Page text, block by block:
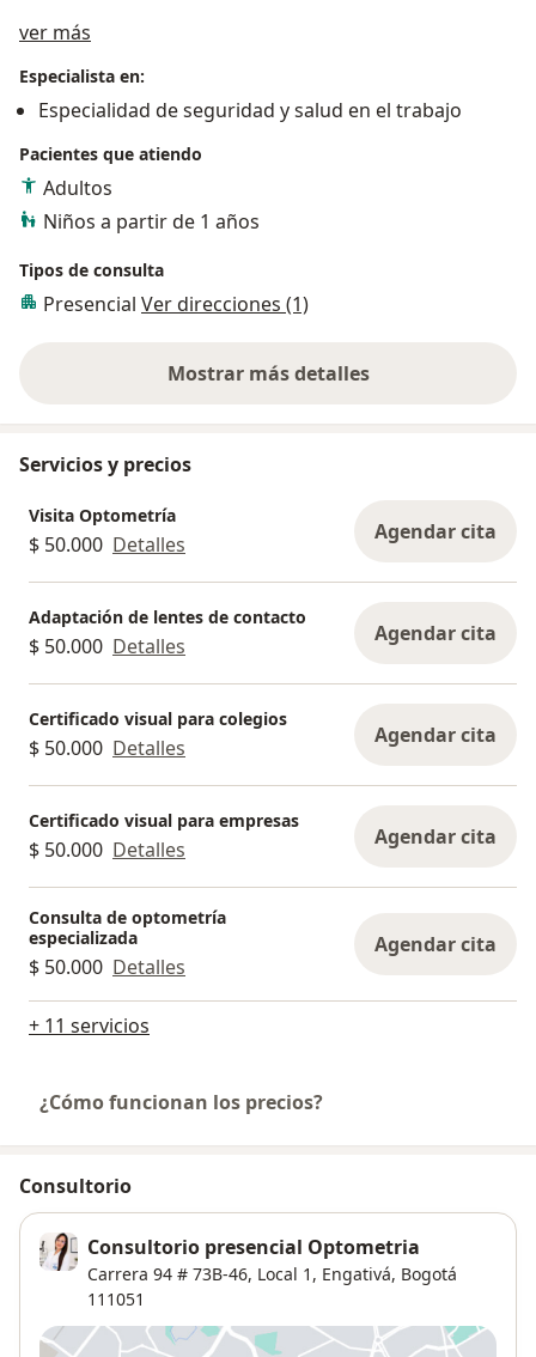
ver más
Especialista en:
Especialidad de seguridad y salud en el trabajo
Pacientes que atiendo
Adultos
Niños a partir de 1 años
Tipos de consulta
Presencial Ver direcciones (1)
Mostrar más detalles
sobre la experiencia
Servicios y precios
Visita Optometría
$ 50.000 Detalles Agendar cita
Adaptación de lentes de contacto
$ 50.000 Detalles Agendar cita
Certificado visual para colegios
$ 50.000 Detalles Agendar cita
Certificado visual para empresas
$ 50.000 Detalles Agendar cita
Consulta de optometría
especializada
$ 50.000 Detalles
Agendar cita
+ 11 servicios
¿Cómo funcionan los precios?
Consultorio
Consultorio presencial Optometria
Carrera 94 # 73B-46, Local 1, Engativá, Bogotá
111051